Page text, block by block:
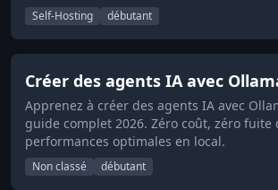
Self-Hosting débutant
Créer des agents IA avec
Apprenez à créer des agents IA avec
guide complet 2026. Zéro coût, zéro fuite
performances optimales en local.
Non classé débutant